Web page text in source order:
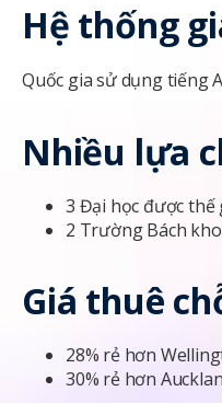
Hệ thống
Quốc gia sử dụng tiếng
Nhiều lựa
3 Đại học được thế
2 Trường Bách
Giá thuê
28% rẻ hơn
30% rẻ hơn